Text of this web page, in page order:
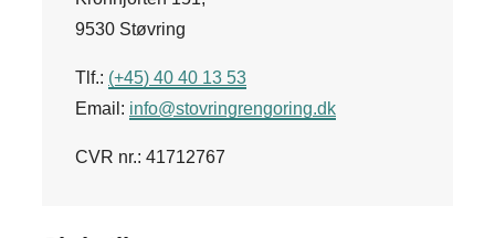
9530 Støvring
Tlf.: (+45) 40 40 13 53
Email: info@stovringrengoring.dk
CVR nr.: 41712767